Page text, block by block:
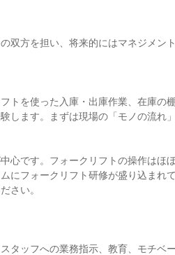
双方を担い、将来的にはマネジメン
トを使った入庫・出庫作業、在庫の
します。まずは現場の「モノの流れ
心です。フォークリフトの操作はほ
にフォークリフト研修が盛り込まれ
さい。
タッフへの業務指示、教育、モチベ